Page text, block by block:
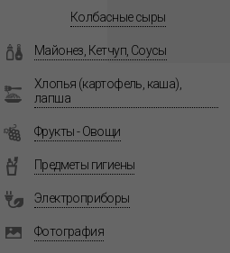
Колбасные сыры
Майонез, Кетчуп, Соусы
Хлопья (картофель, каша),
лапша
Фрукты - Овощи
Предметы гигиены
Электроприборы
Фотография